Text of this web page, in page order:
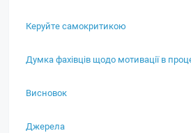
Керуйте самокритикою
Думка фахівців щодо мотивації в
Висновок
Джерела